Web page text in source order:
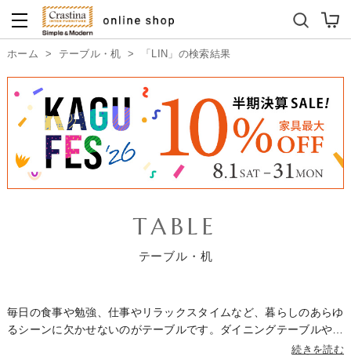
ダイニングテーブルセット
ホーム > テーブル・机 > 「LIN」の検索結果
TABLE
テーブル・机
毎日の食事や勉強、仕事やリラックスタイムなど、暮らしのあらゆ
るシーンに欠かせないのがテーブルです。ダイニングテーブルやリ
ビングテーブルをはじめ、用途に合わせた多彩なラインナップをご
続きを読む